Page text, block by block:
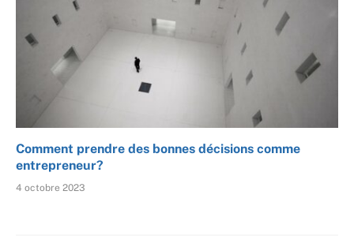
Comment prendre des bonnes décisions comme
entrepreneur?
4 octobre 2023